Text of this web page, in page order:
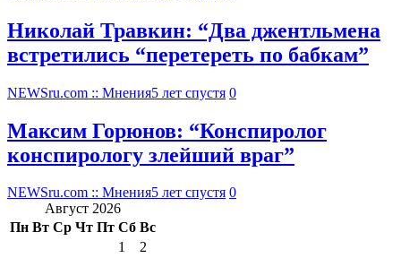
Николай Травкин: “Два джентльмена
встретились “перетереть по бабкам”
NEWSru.com :: Мнения5 лет спустя 0
Максим Горюнов: “Конспиролог
конспирологу злейший враг”
NEWSru.com :: Мнения5 лет спустя 0
Август 2026
Пн Вт Ср Чт Пт Сб Вс
1
2